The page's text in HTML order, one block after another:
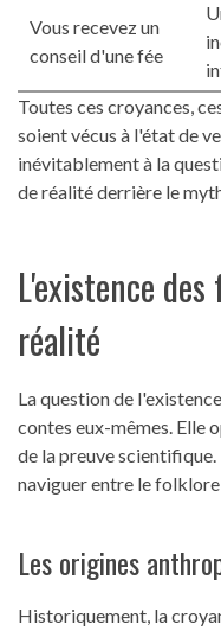
Vous recevez un
conseil d'une fée
Toutes ces croyances,
soient vécus à l'état de
inévitablement à la
de réalité derrière le
L'existence
réalité
La question de
contes eux-mêmes. Elle
de la preuve
naviguer entre le
Les origines
Historiquement, la